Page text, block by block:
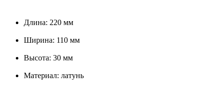
Длина: 220 мм
Ширина: 110 мм
Высота: 30 мм
Материал: латунь